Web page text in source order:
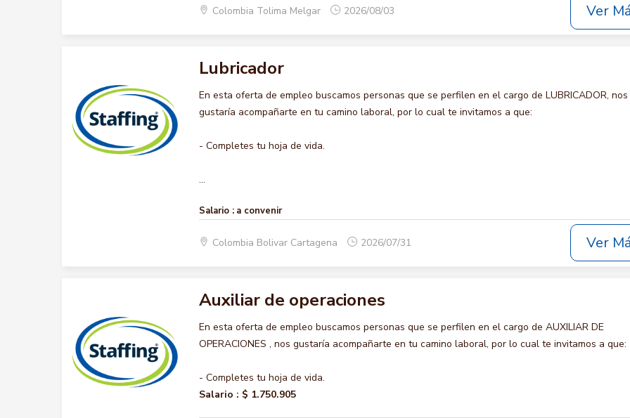
Colombia Tolima Melgar 2026/08/03 Ver
Lubricador
En esta oferta de empleo buscamos personas que se perfilen en el cargo de LUBRICADOR, nos
gustaría acompañarte en tu camino laboral, por lo cual te invitamos a que:
- Completes tu hoja de vida.
...
Salario : a convenir
Colombia Bolivar Cartagena 2026/07/31 Ver
Auxiliar de operaciones
En esta oferta de empleo buscamos personas que se perfilen en el cargo de AUXILIAR DE
OPERACIONES , nos gustaría acompañarte en tu camino laboral, por lo cual te invitamos a que:
- Completes tu hoja de vida.
Salario : $ 1.750.905